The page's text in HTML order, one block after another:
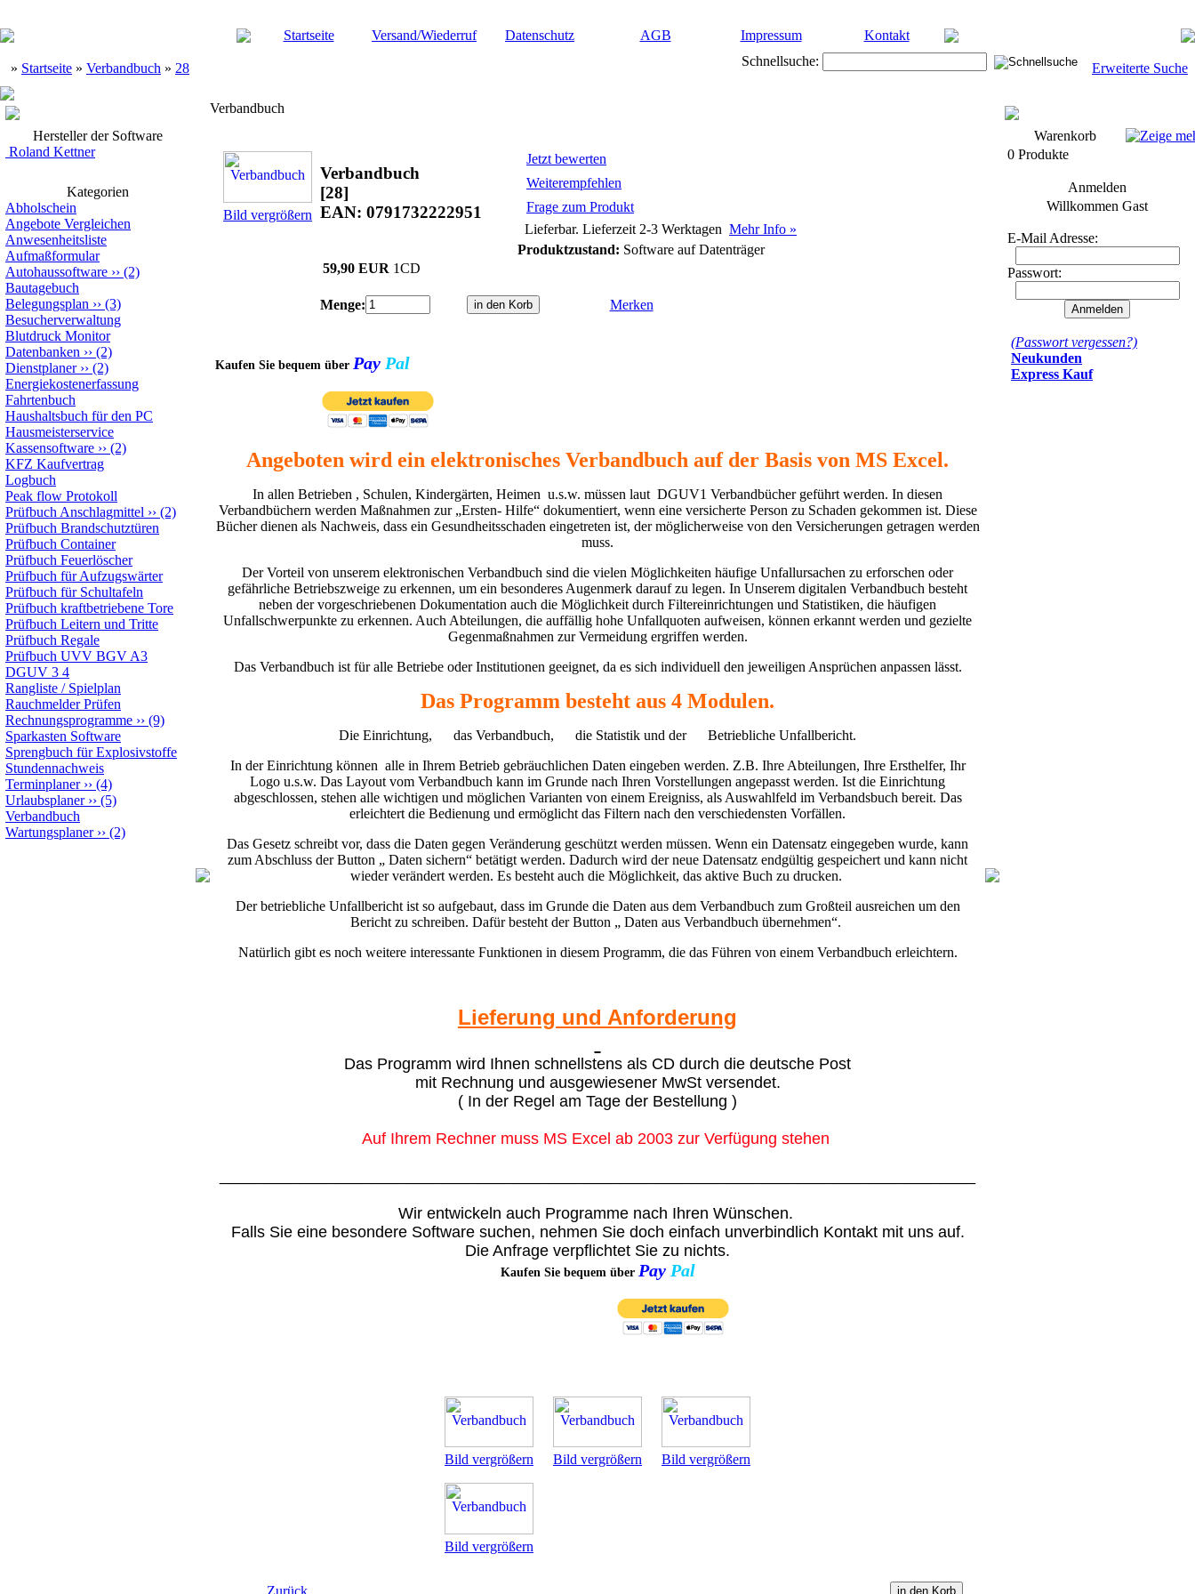
Startseite Versand/Wiederruf Datenschutz AGB Impressum Kontakt
» Startseite » Verbandbuch » 28 Schnellsuche: Erweiterte Suche
Hersteller der Software
Roland Kettner
Kategorien
Abholschein
Angebote Vergleichen
Anwesenheitsliste
Aufmaßformular
Autohaussoftware ›› (2)
Bautagebuch
Belegungsplan ›› (3)
Besucherverwaltung
Blutdruck Monitor
Datenbanken ›› (2)
Dienstplaner›› (2)
Energiekostenerfassung
Fahrtenbuch
Haushaltsbuch für den PC
Hausmeisterservice
Kassensoftware ›› (2)
KFZ Kaufvertrag
Logbuch
Peak flow Protokoll
Prüfbuch Anschlagmittel ›› (2)
Prüfbuch Brandschutztüren
Prüfbuch Container
Prüfbuch Feuerlöscher
Prüfbuch für Aufzugswärter
Prüfbuch für Schultafeln
Prüfbuch kraftbetriebene Tore
Prüfbuch Leitern und Tritte
Prüfbuch Regale
Prüfbuch UVV BGV A3
DGUV 3 4
Rangliste / Spielplan
Rauchmelder Prüfen
Rechnungsprogramme ›› (9)
Sparkasten Software
Sprengbuch für Explosivstoffe
Stundennachweis
Terminplaner›› (4)
Urlaubsplaner›› (5)
Verbandbuch
Wartungsplaner›› (2)
Verbandbuch
Bild vergrößern
Verbandbuch
[28]
EAN: 0791732222951
Jetzt bewerten
Weiterempfehlen
Frage zum Produkt
Lieferbar. Lieferzeit 2-3 Werktagen Mehr Info »
Produktzustand: Software auf Datenträger
59,90 EUR 1CD
Menge: Merken
Kaufen Sie bequem über Pay Pal
Angeboten wird ein elektronisches Verbandbuch auf der Basis von MS Excel.
In allen Betrieben , Schulen, Kindergärten, Heimen u.s.w. müssen laut DGUV1 Verbandbücher geführt werden. In diesen
Verbandbüchern werden Maßnahmen zur „Ersten- Hilfe“ dokumentiert, wenn eine versicherte Person zu Schaden gekommen ist. Diese
Bücher dienen als Nachweis, dass ein Gesundheitsschaden eingetreten ist, der möglicherweise von den Versicherungen getragen werden
muss.
Der Vorteil von unserem elektronischen Verbandbuch sind die vielen Möglichkeiten häufige Unfallursachen zu erforschen oder
gefährliche Betriebszweige zu erkennen, um ein besonderes Augenmerk darauf zu legen. In Unserem digitalen Verbandbuch besteht
neben der vorgeschriebenen Dokumentation auch die Möglichkeit durch Filtereinrichtungen und Statistiken, die häufigen
Unfallschwerpunkte zu erkennen. Auch Abteilungen, die auffällig hohe Unfallquoten aufweisen, können erkannt werden und gezielte
Gegenmaßnahmen zur Vermeidung ergriffen werden.
Das Verbandbuch ist für alle Betriebe oder Institutionen geeignet, da es sich individuell den jeweiligen Ansprüchen anpassen lässt.
Das Programm besteht aus 4 Modulen.
Die Einrichtung, das Verbandbuch, die Statistik und der Betriebliche Unfallbericht.
In der Einrichtung können alle in Ihrem Betrieb gebräuchlichen Daten eingeben werden. Z.B. Ihre Abteilungen, Ihre Ersthelfer, Ihr
Logo u.s.w. Das Layout vom Verbandbuch kann im Grunde nach Ihren Vorstellungen angepasst werden. Ist die Einrichtung
abgeschlossen, stehen alle wichtigen und möglichen Varianten von einem Ereigniss, als Auswahlfeld im Verbandsbuch bereit. Das
erleichtert die Bedienung und ermöglicht das Filtern nach den verschiedensten Vorfällen.
Das Gesetz schreibt vor, dass die Daten gegen Veränderung geschützt werden müssen. Wenn ein Datensatz eingegeben wurde, kann
zum Abschluss der Button „ Daten sichern“ betätigt werden. Dadurch wird der neue Datensatz endgültig gespeichert und kann nicht
wieder verändert werden. Es besteht auch die Möglichkeit, das aktive Buch zu drucken.
Der betriebliche Unfallbericht ist so aufgebaut, dass im Grunde die Daten aus dem Verbandbuch zum Großteil ausreichen um den
Bericht zu schreiben. Dafür besteht der Button „ Daten aus Verbandbuch übernehmen“.
Natürlich gibt es noch weitere interessante Funktionen in diesem Programm, die das Führen von einem Verbandbuch erleichtern.
Lieferung und Anforderung
Das Programm wird Ihnen schnellstens als CD durch die deutsche Post
mit Rechnung und ausgewiesener MwSt versendet.
( In der Regel am Tage der Bestellung )
Auf Ihrem Rechner muss MS Excel ab 2003 zur Verfügung stehen
Wir entwickeln auch Programme nach Ihren Wünschen.
Falls Sie eine besondere Software suchen, nehmen Sie doch einfach unverbindlich Kontakt mit uns auf.
Die Anfrage verpflichtet Sie zu nichts.
Kaufen Sie bequem über Pay Pal
Bild vergrößern Bild vergrößern Bild vergrößern
Bild vergrößern
Zurück
Warenkorb
0 Produkte
Anmelden
Willkommen Gast
E-Mail Adresse:
Passwort:
(Passwort vergessen?)
Neukunden
Express Kauf